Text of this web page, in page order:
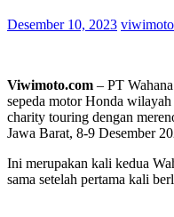
Desember 10, 2023 viwimoto
Viwimoto.com – PT
sepeda motor Honda
charity touring dengan
Jawa Barat, 8-9 Desember
Ini merupakan kali kedua
sama setelah pertama kali